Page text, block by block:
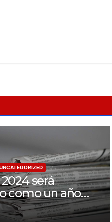
UNCATEGORIZED
será
como un año
la libertad de
tercio de los